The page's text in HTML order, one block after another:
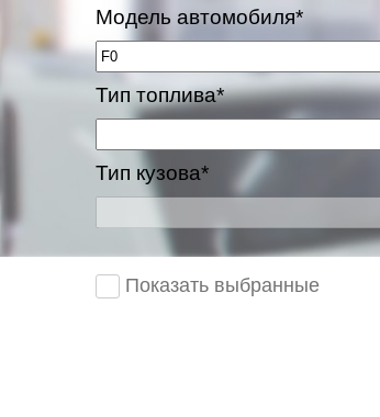
Модель автомобиля*
Тип топлива*
Тип кузова*
Показать выбранные